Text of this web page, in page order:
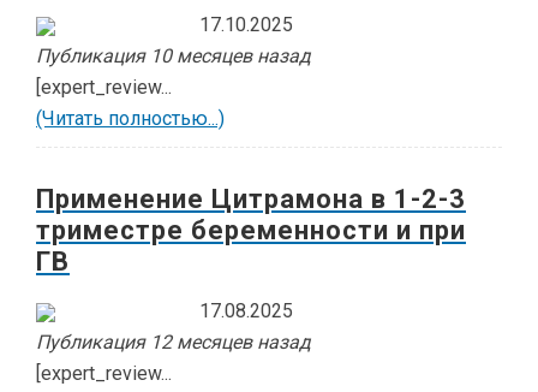
17.10.2025
Публикация 10 месяцев назад
[expert_review...
(Читать полностью...)
Применение Цитрамона в 1-2-3
триместре беременности и при
ГВ
17.08.2025
Публикация 12 месяцев назад
[expert_review...